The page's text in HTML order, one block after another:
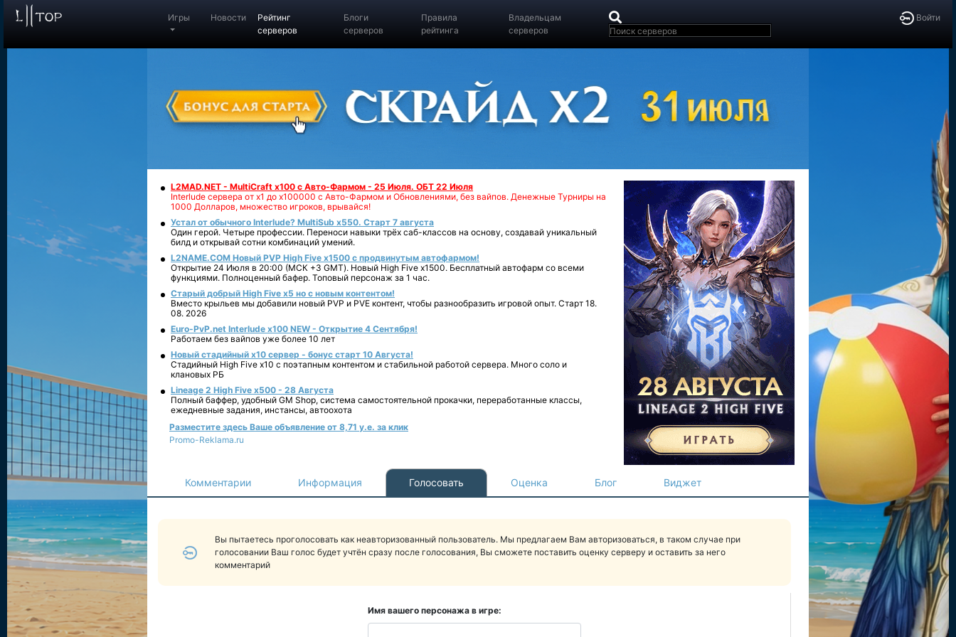
Войти
Игры Новости
Рейтинг
серверов
Блоги
серверов
Правила
рейтинга
Владельцам
серверов
L2MAD.NET - MultiCraft x100 с Авто-Фармом - 25 Июля. ОБТ 22 Июля
Interlude сервера от х1 до х100000 с Авто-Фармом и Обновлениями, без вайпов. Денежные Турниры на
1000 Долларов, множество игроков, врывайся!
Устал от обычного Interlude? MultiSub x550. Старт 7 августа
Один герой. Четыре профессии. Переноси навыки трёх саб-классов на основу, создавай уникальный
билд и открывай сотни комбинаций умений.
L2NAME.COM Новый PVP High Five x1500 с продвинутым автофармом!
Открытие 24 Июля в 20:00 (МСК +3 GMT). Новый High Five x1500. Бесплатный автофарм со всеми
функциями. Полноценный бафер. Топовый персонаж за 1 час.
Старый добрый High Five x5 но с новым контентом!
Вместо крыльев мы добавили новый PVP и PVE контент, чтобы разнообразить игровой опыт. Старт 18.
08. 2026
Euro-PvP.net Interlude х100 NEW - Открытие 4 Сентября!
Работаем без вайпов уже более 10 лет
Новый стадийный х10 сервер - бонус старт 10 Августа!
Стадийный High Five x10 с поэтапным контентом и стабильной работой сервера. Много соло и
клановых РБ
Lineage 2 High Five x500 - 28 Августа
Полный баффер, удобный GM Shop, система самостоятельной прокачки, переработанные классы,
ежедневные задания, инстансы, автоохота
Разместите здесь Ваше объявление от 8,71 у.е. за клик
Promo-Reklama.ru
Комментарии Информация Голосовать Оценка Блог Виджет
Вы пытаетесь проголосовать как неавторизованный пользователь. Мы предлагаем Вам авторизоваться, в таком случае при
голосовании Ваш голос будет учтён сразу после голосования, Вы сможете поставить оценку серверу и оставить за него
комментарий
Имя вашего персонажа в игре: